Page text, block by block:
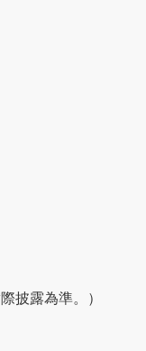
披露為準。）